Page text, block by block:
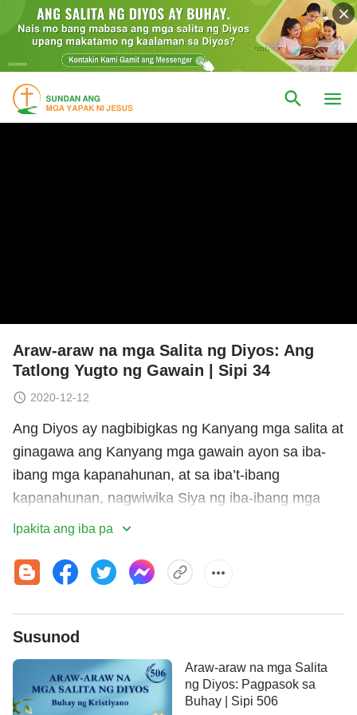
Araw-araw na mga Salita ng Diyos: Ang
Tatlong Yugto ng Gawain | Sipi 34
2020-12-12
Ang Diyos ay nagbibigkas ng Kanyang mga salita at
ginagawa ang Kanyang mga gawain ayon sa iba-
ibang mga kapanahunan, at sa iba’t-ibang
kapanahunan, nagwiwika Siya ng iba-ibang mga
salita. Ang Diyos ay hindi sumusunod sa mga
nakakaramdam ng galimgim para sa mga bagay sa
nakaraan; Siya ay Diyos na palaging bago at
kailanma’y hindi naluluma, at bawat araw
bumibigkas Siya ng bagong mga salita. Ikaw ay
dapat sumunod sa mga dapat sundin ngayon; ito ay
ang pananagutan at tungkulin ng tao.
Napakamahalaga na ang pagsasagawa ay dapat
Ipakita ang iba pa
Susunod
Araw-araw na mga Salita
ng Diyos: Pagpasok sa
Buhay | Sipi 506